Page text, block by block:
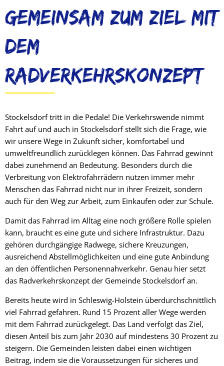
Gemeinsam zum Ziel mit
dem
Radverkehrskonzept
Stockelsdorf tritt in die Pedale! Die Verkehrswende nimmt
Fahrt auf und auch in Stockelsdorf stellt sich die Frage, wie
wir unsere Wege in Zukunft sicher, komfortabel und
umweltfreundlich zurücklegen können. Das Fahrrad gewinnt
dabei zunehmend an Bedeutung. Besonders durch die
Verbreitung von Elektrofahrrädern nutzen immer mehr
Menschen das Fahrrad nicht nur in ihrer Freizeit, sondern
auch für den Weg zur Arbeit, zum Einkaufen oder zur Schule.
Damit das Fahrrad im Alltag eine noch größere Rolle spielen
kann, braucht es eine gute und sichere Infrastruktur. Dazu
gehören durchgängige Radwege, sichere Kreuzungen,
ausreichend Abstellmöglichkeiten und eine gute Anbindung
an den öffentlichen Personennahverkehr. Genau hier setzt
das Radverkehrskonzept der Gemeinde Stockelsdorf an.
Bereits heute wird in Schleswig-Holstein überdurchschnittlich
viel Fahrrad gefahren. Rund 15 Prozent aller Wege werden
mit dem Fahrrad zurückgelegt. Das Land verfolgt das Ziel,
diesen Anteil bis zum Jahr 2030 auf mindestens 30 Prozent zu
steigern. Die Gemeinden leisten dabei einen wichtigen
Beitrag, indem sie die Voraussetzungen für sicheres und